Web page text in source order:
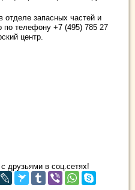
отделе запасных частей и
по телефону +7 (495) 785 27
центр.
друзьями в соц.сетях!